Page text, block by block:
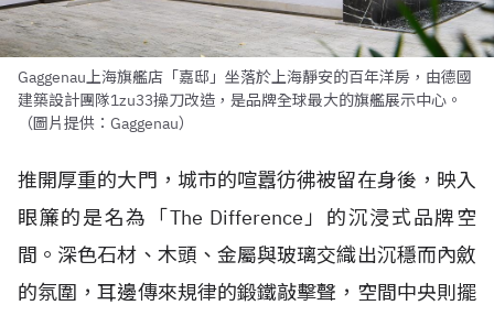
Gaggenau上海旗艦店「嘉邸」坐落於上海靜安的百年洋房，由德國
建築設計團隊1zu33操刀改造，是品牌全球最大的旗艦展示中心。
（圖片提供：Gaggenau）
推開厚重的大門，城市的喧囂彷彿被留在身後，映入
眼簾的是名為「The Difference」的沉浸式品牌空
間。深色石材、木頭、金屬與玻璃交織出沉穩而內斂
的氛圍，耳邊傳來規律的鍛鐵敲擊聲，空間中央則擺